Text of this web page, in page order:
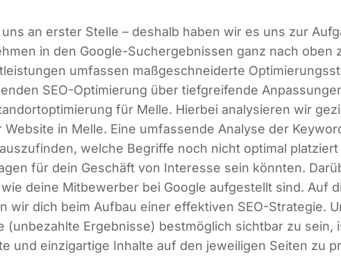
an ers­ter Stel­le – des­halb haben wir es uns zur
in den Goog­le-Such­ergeb­nis­sen ganz nach oben
umfas­sen maß­ge­schnei­der­te
SEO-Opti­mie­rung über tief­grei­fen­de
für Mel­le. Hier­bei ana­ly­sie­ren wir
in Mel­le. Eine umfas­sen­de Ana­ly­se der
wel­che Begrif­fe noch nicht opti­mal plat­ziert
für dein Geschäft von Inter­es­se sein könn­ten.
dei­ne Mit­be­wer­ber bei Goog­le auf­ge­stellt sind. Auf
wir dich beim Auf­bau einer effek­ti­ven SEO-Stra­te­gie.
(unbe­zahl­te Ergeb­nis­se) best­mög­lich sicht­bar zu sein,
und ein­zig­ar­ti­ge Inhal­te auf den jewei­li­gen Sei­ten zu